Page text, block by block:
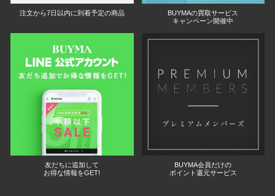
注文から7日以内に到着予定の商品
BUYMAの買取サービス
キャンペーン開催中
友だちに追加して
お得な情報をGET!
BUYMA会員だけの
ポイント還元サービス